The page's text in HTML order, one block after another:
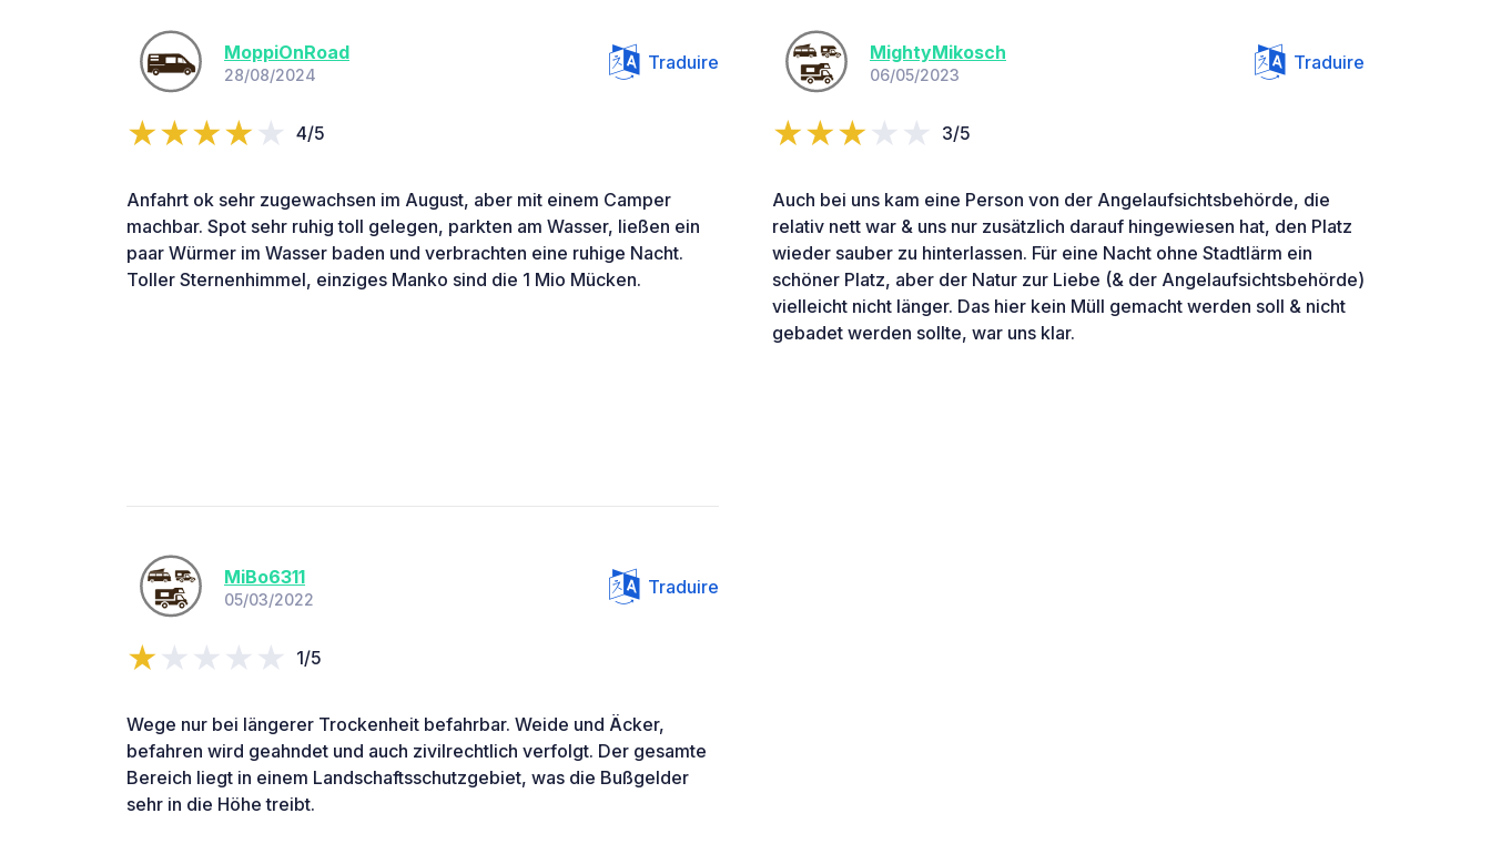
MoppiOnRoad
28/08/2024
Traduire
4/5
Anfahrt ok sehr zugewachsen im August, aber mit einem Camper
machbar. Spot sehr ruhig toll gelegen, parkten am Wasser, ließen ein
paar Würmer im Wasser baden und verbrachten eine ruhige Nacht.
Toller Sternenhimmel, einziges Manko sind die 1 Mio Mücken.
MightyMikosch
06/05/2023
Traduire
3/5
Auch bei uns kam eine Person von der Angelaufsichtsbehörde, die
relativ nett war & uns nur zusätzlich darauf hingewiesen hat, den Platz
wieder sauber zu hinterlassen. Für eine Nacht ohne Stadtlärm ein
schöner Platz, aber der Natur zur Liebe (& der Angelaufsichtsbehörde)
vielleicht nicht länger. Das hier kein Müll gemacht werden soll & nicht
gebadet werden sollte, war uns klar.
MiBo6311
05/03/2022
Traduire
1/5
Wege nur bei längerer Trockenheit befahrbar. Weide und Äcker,
befahren wird geahndet und auch zivilrechtlich verfolgt. Der gesamte
Bereich liegt in einem Landschaftsschutzgebiet, was die Bußgelder
sehr in die Höhe treibt.